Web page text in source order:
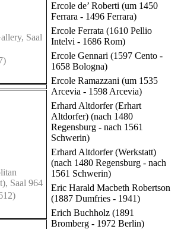
Saal
Saal 964
Ercole de’ Roberti (um 1450
Ferrara - 1496 Ferrara)
Ercole Ferrata (1610 Pellio
Intelvi - 1686 Rom)
Ercole Gennari (1597 Cento -
1658 Bologna)
Ercole Ramazzani (um 1535
Arcevia - 1598 Arcevia)
Erhard Altdorfer (Erhart
Altdorfer) (nach 1480
Regensburg - nach 1561
Schwerin)
Erhard Altdorfer (Werkstatt)
(nach 1480 Regensburg - nach
1561 Schwerin)
Eric Harald Macbeth Robertson
(1887 Dumfries - 1941)
Erich Buchholz (1891
Bromberg - 1972 Berlin)